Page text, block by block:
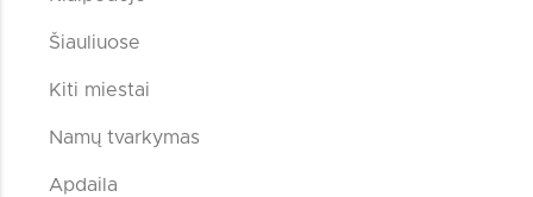
Šiauliuose
Kiti miestai
Namų tvarkymas
Apdaila